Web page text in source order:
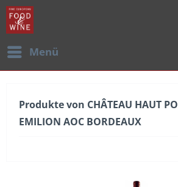
Menü
Produkte von CHÂTEAU HAUT
EMILION AOC BORDEAUX